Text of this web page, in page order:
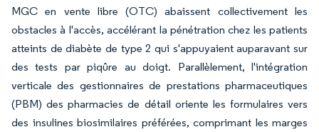
MGC en vente libre (OTC) abaissent collectivement les
obstacles à l'accès, accélérant la pénétration chez les patients
atteints de diabète de type 2 qui s'appuyaient auparavant sur
des tests par piqûre au doigt. Parallèlement, l'intégration
verticale des gestionnaires de prestations pharmaceutiques
(PBM) des pharmacies de détail oriente les formulaires vers
des insulines biosimilaires préférées, comprimant les marges